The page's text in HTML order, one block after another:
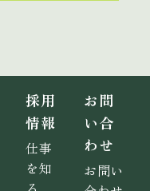
採用
情報
仕事
を知
お問
い合
わせ
お問い